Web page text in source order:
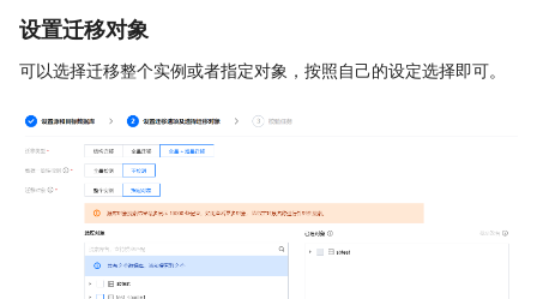
设置迁移对象
可以选择迁移整个实例或者指定对象，按照自己的设定选择即可。